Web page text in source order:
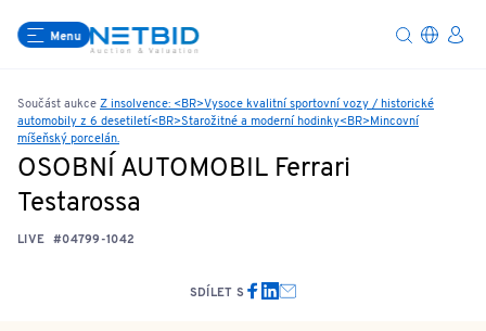
Menu
Součást aukce Z insolvence: <BR>Vysoce kvalitní sportovní vozy / historické
automobily z 6 desetiletí<BR>Starožitné a moderní hodinky<BR>Mincovní
míšeňský porcelán.
OSOBNÍ AUTOMOBIL Ferrari
Testarossa
LIVE #04799-1042
SDÍLET S